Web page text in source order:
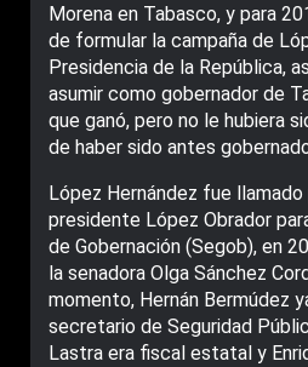
Morena en Tabasco, y para
de formular la campaña de
Presidencia de la República,
asumir como gobernador de
que ganó, pero no le hubiera
de haber sido antes
López Hernández fue
presidente López Obrador
de Gobernación (Segob), en
la senadora Olga Sánchez
momento, Hernán Bermúdez
secretario de Seguridad
Lastra era fiscal estatal y